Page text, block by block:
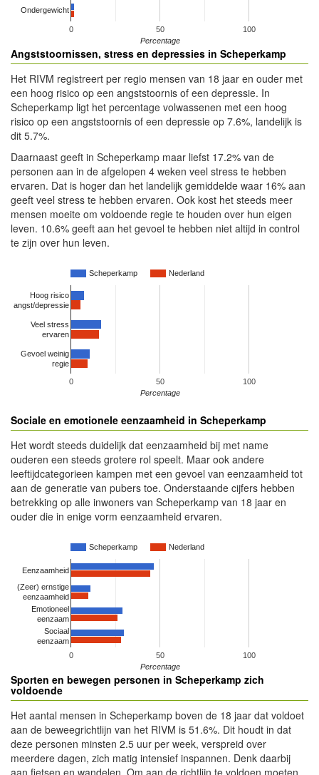
0 50 100
Ondergewicht
Percentage
Angststoornissen, stress en depressies in Scheperkamp
Het RIVM registreert per regio mensen van 18 jaar en ouder met
een hoog risico op een angststoornis of een depressie. In
Scheperkamp ligt het percentage volwassenen met een hoog
risico op een angststoornis of een depressie op 7.6%, landelijk is
dit 5.7%.
Daarnaast geeft in Scheperkamp maar liefst 17.2% van de
personen aan in de afgelopen 4 weken veel stress te hebben
ervaren. Dat is hoger dan het landelijk gemiddelde waar 16% aan
geeft veel stress te hebben ervaren. Ook kost het steeds meer
mensen moeite om voldoende regie te houden over hun eigen
leven. 10.6% geeft aan het gevoel te hebben niet altijd in control
te zijn over hun leven.
Scheperkamp Nederland
0 50 100
Hoog risico
angst/depressie
Veel stress
ervaren
Gevoel weinig
regie
Percentage
Sociale en emotionele eenzaamheid in Scheperkamp
Het wordt steeds duidelijk dat eenzaamheid bij met name
ouderen een steeds grotere rol speelt. Maar ook andere
leeftijdcategorieen kampen met een gevoel van eenzaamheid tot
aan de generatie van pubers toe. Onderstaande cijfers hebben
betrekking op alle inwoners van Scheperkamp van 18 jaar en
ouder die in enige vorm eenzaamheid ervaren.
Scheperkamp Nederland
0 50 100
Eenzaamheid
(Zeer) ernstige
eenzaamheid
Emotioneel
eenzaam
Sociaal
eenzaam
Percentage
Sporten en bewegen personen in Scheperkamp zich
voldoende
Het aantal mensen in Scheperkamp boven de 18 jaar dat voldoet
aan de beweegrichtlijn van het RIVM is 51.6%. Dit houdt in dat
deze personen minsten 2.5 uur per week, verspreid over
meerdere dagen, zich matig intensief inspannen. Denk daarbij
aan fietsen en wandelen. Om aan de richtlijn te voldoen moeten